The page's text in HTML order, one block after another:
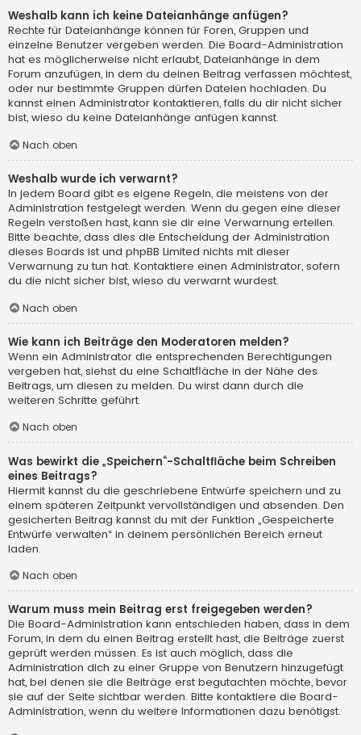
Weshalb kann ich keine Dateianhänge anfügen?
Rechte für Dateianhänge können für Foren, Gruppen und
einzelne Benutzer vergeben werden. Die Board-Administration
hat es möglicherweise nicht erlaubt, Dateianhänge in dem
Forum anzufügen, in dem du deinen Beitrag verfassen möchtest,
oder nur bestimmte Gruppen dürfen Dateien hochladen. Du
kannst einen Administrator kontaktieren, falls du dir nicht sicher
bist, wieso du keine Dateianhänge anfügen kannst.
Nach oben
Weshalb wurde ich verwarnt?
In jedem Board gibt es eigene Regeln, die meistens von der
Administration festgelegt werden. Wenn du gegen eine dieser
Regeln verstoßen hast, kann sie dir eine Verwarnung erteilen.
Bitte beachte, dass dies die Entscheidung der Administration
dieses Boards ist und phpBB Limited nichts mit dieser
Verwarnung zu tun hat. Kontaktiere einen Administrator, sofern
du die nicht sicher bist, wieso du verwarnt wurdest.
Nach oben
Wie kann ich Beiträge den Moderatoren melden?
Wenn ein Administrator die entsprechenden Berechtigungen
vergeben hat, siehst du eine Schaltfläche in der Nähe des
Beitrags, um diesen zu melden. Du wirst dann durch die
weiteren Schritte geführt.
Nach oben
Was bewirkt die „Speichern“-Schaltfläche beim Schreiben
eines Beitrags?
Hiermit kannst du die geschriebene Entwürfe speichern und zu
einem späteren Zeitpunkt vervollständigen und absenden. Den
gesicherten Beitrag kannst du mit der Funktion „Gespeicherte
Entwürfe verwalten“ in deinem persönlichen Bereich erneut
laden.
Nach oben
Warum muss mein Beitrag erst freigegeben werden?
Die Board-Administration kann entschieden haben, dass in dem
Forum, in dem du einen Beitrag erstellt hast, die Beiträge zuerst
geprüft werden müssen. Es ist auch möglich, dass die
Administration dich zu einer Gruppe von Benutzern hinzugefügt
hat, bei denen sie die Beiträge erst begutachten möchte, bevor
sie auf der Seite sichtbar werden. Bitte kontaktiere die Board-
Administration, wenn du weitere Informationen dazu benötigst.